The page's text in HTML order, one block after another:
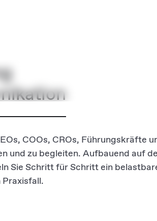
COOs, CROs, Führungskräfte
und zu begleiten. Aufbauend auf
Sie Schritt für Schritt ein